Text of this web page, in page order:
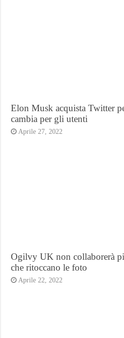
Elon Musk acquista Twitter
cambia per gli utenti
Aprile 27, 2022
Ogilvy UK non collaborerà
che ritoccano le foto
Aprile 22, 2022